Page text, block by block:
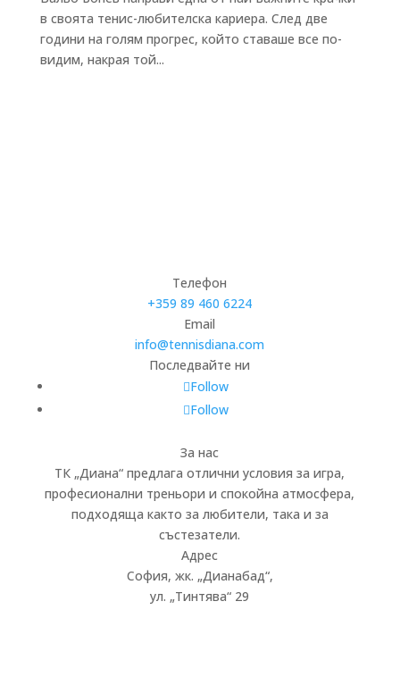
в своята тенис-любителска кариера. След две
години на голям прогрес, който ставаше все по-
видим, накрая той...
Телефон
+359 89 460 6224­
Email
info@tennisdiana.com
Последвайте ни
Follow
Follow
За нас
ТК „Диана“ предлага отлични условия за игра,
професионални треньори и спокойна атмосфера,
подходяща както за любители, така и за
състезатели.
Адрес
София, жк. „Дианабад“,
ул. „Тинтява“ 29